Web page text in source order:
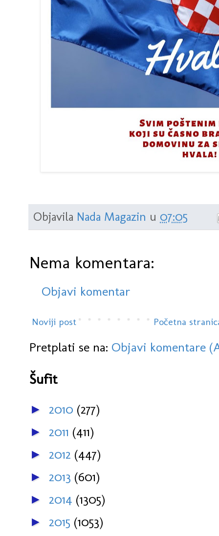
Objavila Nada Magazin u 07:05
Nema komentara:
Objavi komentar
Noviji post Početna
Pretplati se na: Objavi komentare
Šufit
► 2010 (277)
► 2011 (411)
► 2012 (447)
► 2013 (601)
► 2014 (1305)
► 2015 (1053)